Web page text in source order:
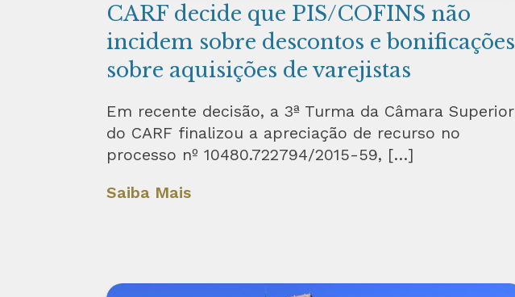
CARF decide que PIS/COFINS não
incidem sobre descontos e bonificações
sobre aquisições de varejistas
Em recente decisão, a 3ª Turma da Câmara Superior
do CARF finalizou a apreciação de recurso no
processo nº 10480.722794/2015-59, […]
Saiba Mais